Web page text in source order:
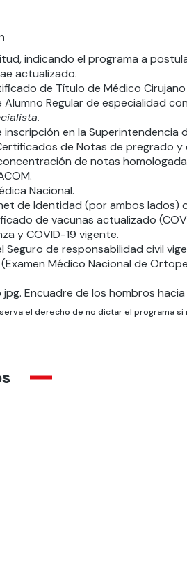
indicando el programa a
actualizado.
de Título de Médico
Regular de especialidad
en la Superintendencia
de Notas de pregrado
de notas homologada
Nacional.
de Identidad (por ambos lados)
de vacunas actualizado
y COVID-19 vigente.
Seguro de responsabilidad civil
(Examen Médico Nacional de
Encuadre de los hombros
el derecho de no dictar el programa si